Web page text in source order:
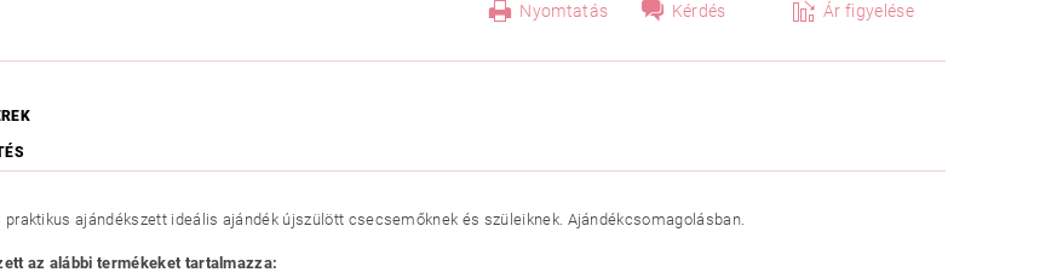
Nyomtatás Kérdés Ár figyelése
praktikus ajándékszett ideális ajándék újszülött csecsemőknek és szüleiknek. Ajándékcsomagolásban.
az alábbi termékeket tartalmazza: